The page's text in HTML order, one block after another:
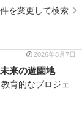
を変更して検索
2026年8月7日
来の遊園地
育的なプロジェ